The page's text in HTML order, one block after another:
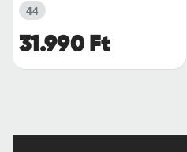
31.990 Ft
44